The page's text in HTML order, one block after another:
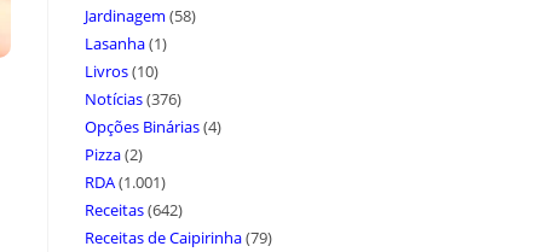
Jardinagem (58)
Lasanha(1)
Livros(10)
Notícias(376)
Opções Binárias(4)
Pizza(2)
RDA(1.001)
Receitas(642)
Receitas de Caipirinha(79)